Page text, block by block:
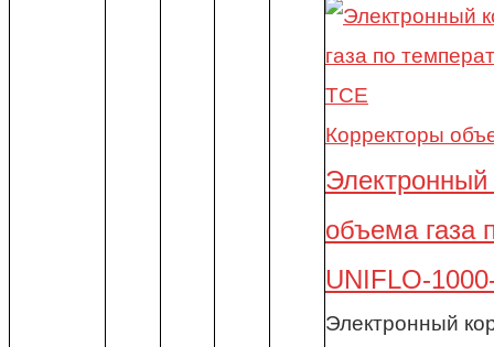
Корректоры
Электронный
объема газа
UNIFLO-
Электронный